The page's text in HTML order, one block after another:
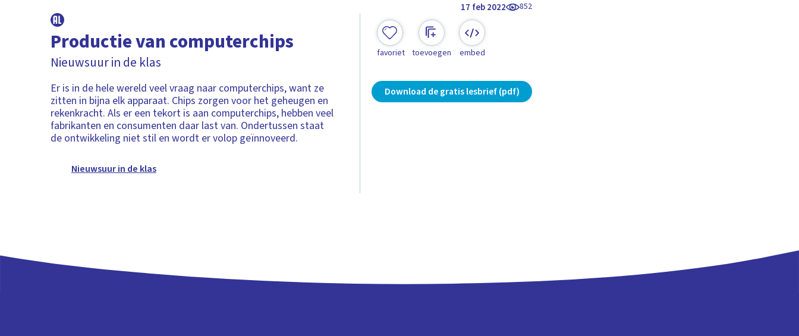
17 feb 2022 852
Productie van computerchips
Nieuwsuur in de klas
Er is in de hele wereld veel vraag naar computerchips, want ze
zitten in bijna elk apparaat. Chips zorgen voor het geheugen en
rekenkracht. Als er een tekort is aan computerchips, hebben veel
fabrikanten en consumenten daar last van. Ondertussen staat
de ontwikkeling niet stil en wordt er volop geïnnoveerd.
Nieuwsuur in de klas
favoriet toevoegen embed
Download de gratis lesbrief (pdf)